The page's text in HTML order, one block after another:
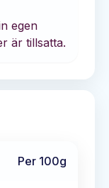
egen
är tillsatta.
Per 100g